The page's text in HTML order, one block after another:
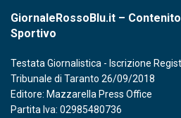
GiornaleRossoBlu.it –
Sportivo
Testata Giornalistica - Iscrizione
Tribunale di Taranto 26/09/2018
Editore: Mazzarella Press Office
Partita Iva: 02985480736